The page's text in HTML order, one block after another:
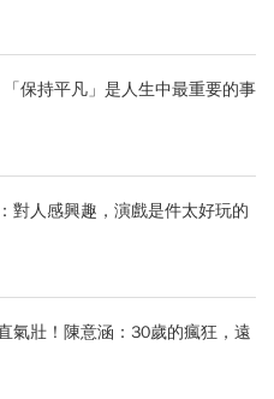
保持平凡」是人生中最重要的事
對人感興趣，演戲是件太好玩的
氣壯！陳意涵：30歲的瘋狂，遠